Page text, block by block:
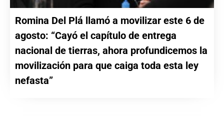
Romina Del Plá llamó a movilizar este 6 de
agosto: “Cayó el capítulo de entrega
nacional de tierras, ahora profundicemos la
movilización para que caiga toda esta ley
nefasta”